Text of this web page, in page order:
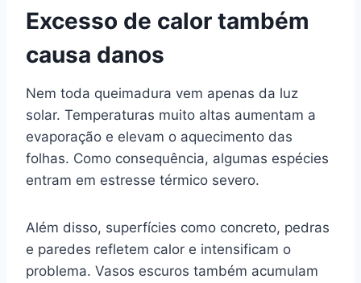
Excesso de calor também
causa danos
Nem toda queimadura vem apenas da luz
solar. Temperaturas muito altas aumentam a
evaporação e elevam o aquecimento das
folhas. Como consequência, algumas espécies
entram em estresse térmico severo.
Além disso, superfícies como concreto, pedras
e paredes refletem calor e intensificam o
problema. Vasos escuros também acumulam